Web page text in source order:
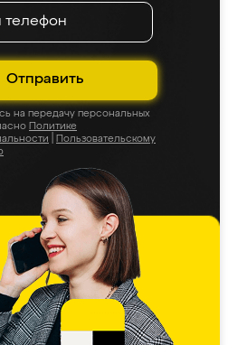
Отправить
на передачу персональных
Политике
Пользовательскому